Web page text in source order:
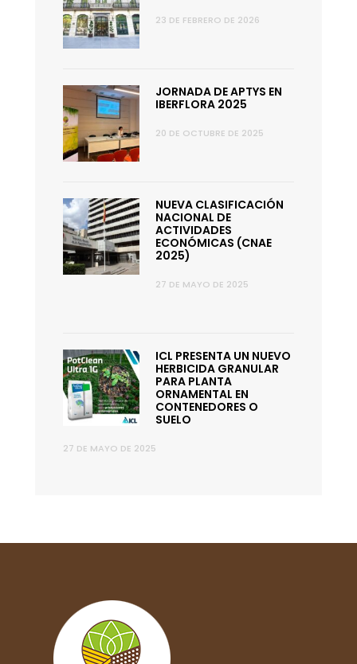
23 DE FEBRERO DE 2026
JORNADA DE APTYS EN
IBERFLORA 2025
20 DE OCTUBRE DE 2025
NUEVA CLASIFICACIÓN
NACIONAL DE
ACTIVIDADES
ECONÓMICAS (CNAE
2025)
27 DE MAYO DE 2025
ICL PRESENTA UN NUEVO
HERBICIDA GRANULAR
PARA PLANTA
ORNAMENTAL EN
CONTENEDORES O
SUELO
27 DE MAYO DE 2025